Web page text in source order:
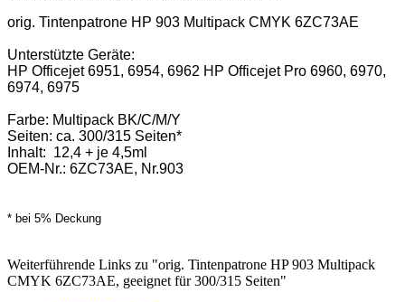
orig. Tintenpatrone HP 903 Multipack CMYK 6ZC73AE
Unterstützte Geräte:
HP Officejet 6951, 6954, 6962 HP Officejet Pro 6960, 6970,
6974, 6975
Farbe: Multipack BK/C/M/Y
Seiten: ca. 300/315 Seiten*
Inhalt: 12,4 + je 4,5ml
OEM-Nr.: 6ZC73AE, Nr.903
* bei 5% Deckung
Weiterführende Links zu "orig. Tintenpatrone HP 903 Multipack
CMYK 6ZC73AE, geeignet für 300/315 Seiten"